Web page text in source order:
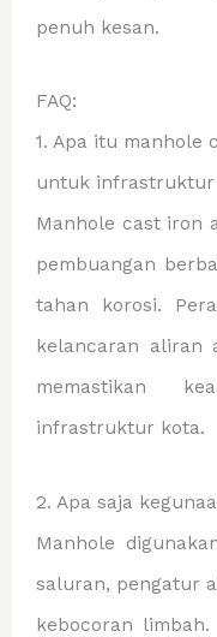
penuh kesan.
FAQ:
1. Apa itu manhole
untuk infrastruktur
Manhole cast iron
pembuangan
tahan korosi.
kelancaran aliran
memastikan
infrastruktur kota.
2. Apa saja
Manhole
saluran, pengatur
kebocoran